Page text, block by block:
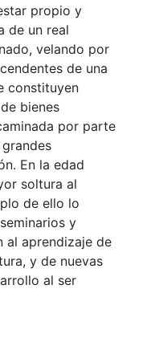
propio y
de un real
velando por
de una
constituyen
bienes
por parte
En la edad
soltura al
de ello lo
y
al aprendizaje de
y de nuevas
al ser